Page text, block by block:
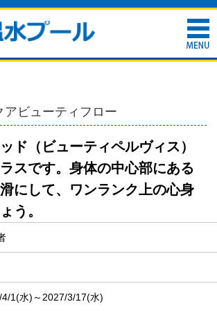
ビューティフロー
ド（ビューティペルヴィス）
スです。身体の中心部にある
にして、ワンランク上の心身
う。
4/1(水)～2027/3/17(水)